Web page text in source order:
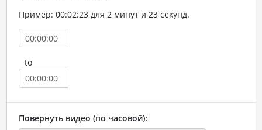
Пример: 00:02:23 для 2 минут и 23 секунд.
to
Повернуть видео (по часовой):